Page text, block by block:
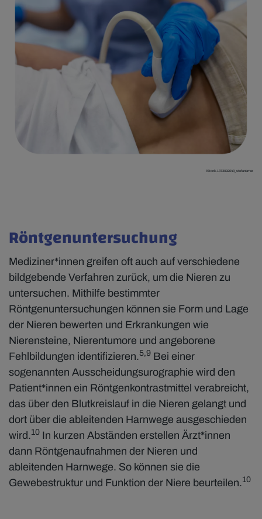
iStock-1373092043_stefanamer
Röntgenuntersuchung
Mediziner*innen greifen oft auch auf verschiedene
bildgebende Verfahren zurück, um die Nieren zu
untersuchen. Mithilfe bestimmter
Röntgenuntersuchungen können sie Form und Lage
der Nieren bewerten und Erkrankungen wie
Nierensteine, Nierentumore und angeborene
Fehlbildungen identifizieren.5,9 Bei einer
sogenannten Ausscheidungsurographie wird den
Patient*innen ein Röntgenkontrastmittel verabreicht,
das über den Blutkreislauf in die Nieren gelangt und
dort über die ableitenden Harnwege ausgeschieden
wird.10 In kurzen Abständen erstellen Ärzt*innen
dann Röntgenaufnahmen der Nieren und
ableitenden Harnwege. So können sie die
Gewebestruktur und Funktion der Niere beurteilen.10